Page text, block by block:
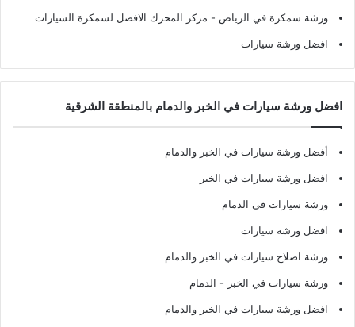
ورشة سمكرة في الرياض - مركز المحرك الافضل لسمكرة السيارات
افضل ورشة سيارات
افضل ورشة سيارات في الخبر والدمام بالمنطقة الشرقية
أفضل ورشة سيارات في الخبر والدمام
افضل ورشة سيارات في الخبر
ورشة سيارات في الدمام
افضل ورشة سيارات
ورشة اصلاح سيارات في الخبر والدمام
ورشة سيارات في الخبر - الدمام
افضل ورشة سيارات في الخبر والدمام